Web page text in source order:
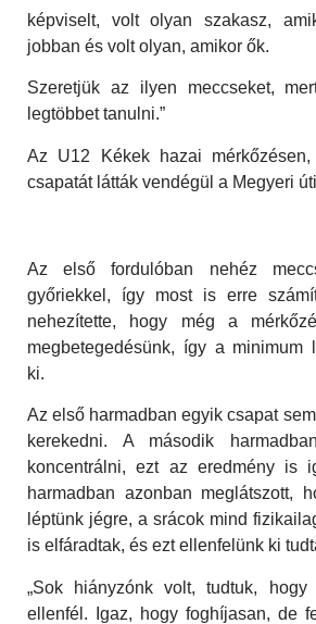
képviselt, volt olyan szakasz,
jobban és volt olyan, amikor ők.
Szeretjük az ilyen meccseket,
legtöbbet tanulni.”
Az U12 Kékek hazai
csapatát látták vendégül a Megyeri
Az első fordulóban nehéz
győriekkel, így most is erre
nehezítette, hogy még a
megbetegedésünk, így a minimum
ki.
Az első harmadban egyik csapat
kerekedni. A második
koncentrálni, ezt az eredmény is
harmadban azonban meglátszott,
léptünk jégre, a srácok mind
is elfáradtak, és ezt ellenfelünk ki
„Sok hiányzónk volt, tudtuk,
ellenfél. Igaz, hogy foghíjasan, de